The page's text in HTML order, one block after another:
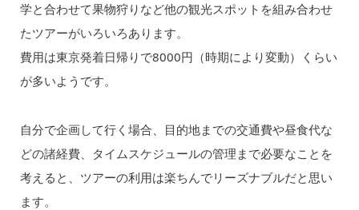
学と合わせて果物狩りなど他の観光スポットを組み合わせ
たツアーがいろいろあります。
費用は東京発着日帰りで8000円（時期により変動）くらい
が多いようです。
自分で企画して行く場合、目的地までの交通費や昼食代な
どの諸経費、タイムスケジュールの管理まで必要なことを
考えると、ツアーの利用は楽ちんでリーズナブルだと思い
ます。